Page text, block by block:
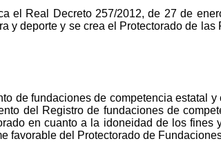
el Real Decreto 257/2012, de 27 de
y deporte y se crea el Protectorado de las
de fundaciones de competencia estatal y
del Registro de fundaciones de
en cuanto a la idoneidad de los fines
favorable del Protectorado de